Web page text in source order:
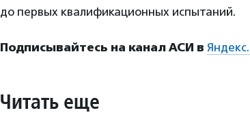
до первых квалификационных испытаний.
Подписывайтесь на канал АСИ в
Читать еще